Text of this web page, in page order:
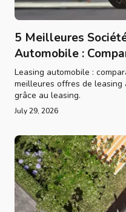
5 Meilleures
Automobile :
Leasing automobile :
meilleures offres de
grâce au leasing.
July 29, 2026